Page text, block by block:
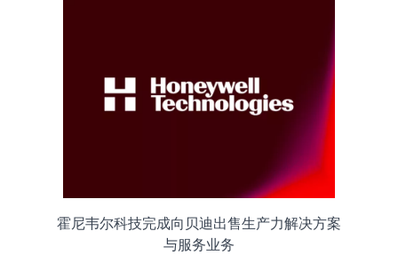
霍尼韦尔科技完成向贝迪出售生产力解决方案
与服务业务